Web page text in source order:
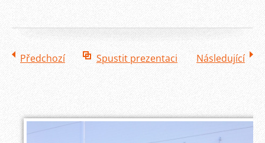
Předchozí Spustit prezentaci Následující